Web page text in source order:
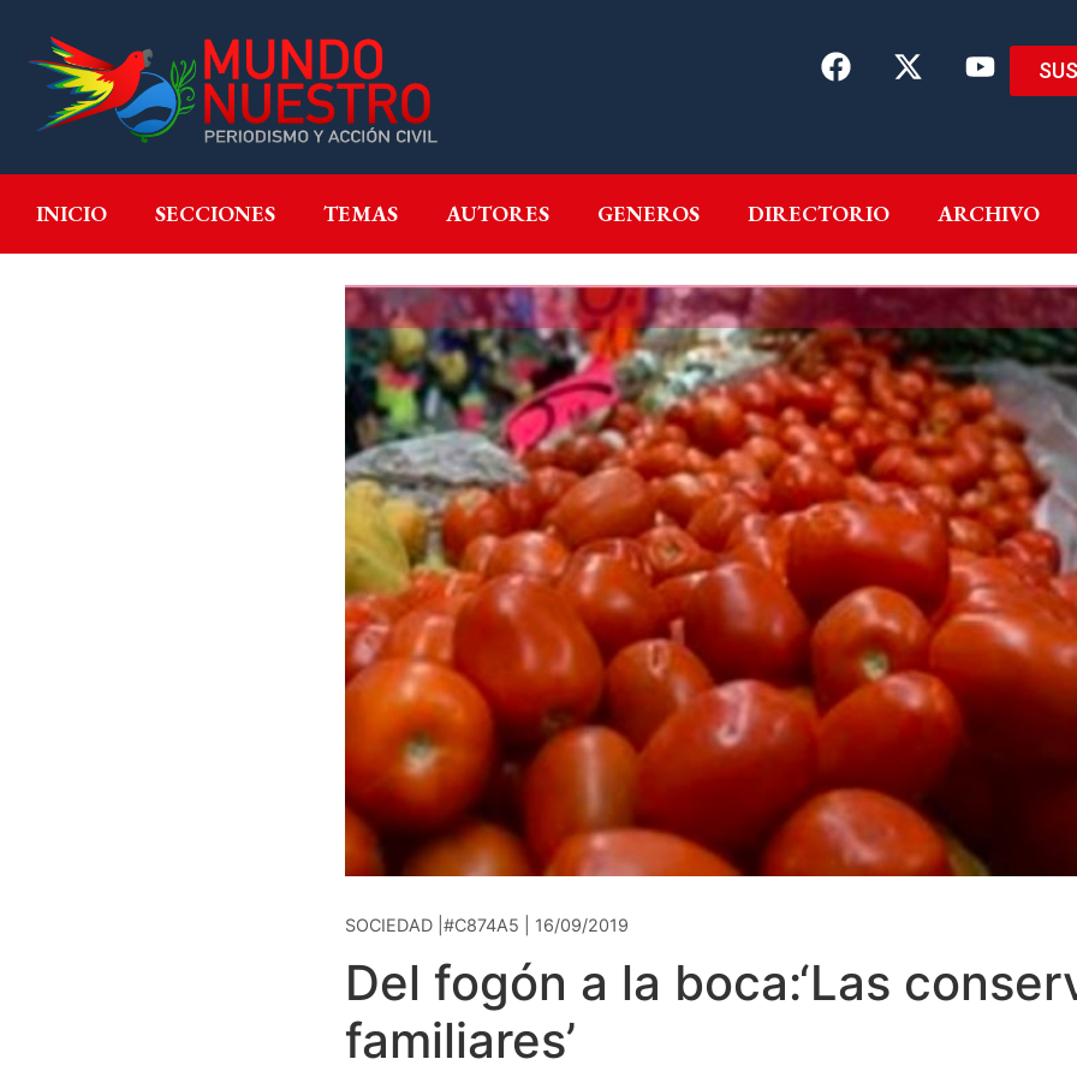
INICIO SECCIONES TEMAS AUTORES GENEROS DIRECTORIO ARCHIVO
INICIO SECCIONES GENEROS DIRECTORIO
SOCIEDAD |#C874A5 | 16/09/2019
Del fogón a la boca:‘Las
familiares’